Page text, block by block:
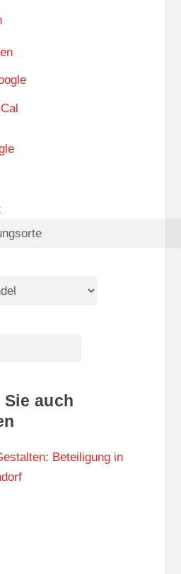
auch
Beteiligung in